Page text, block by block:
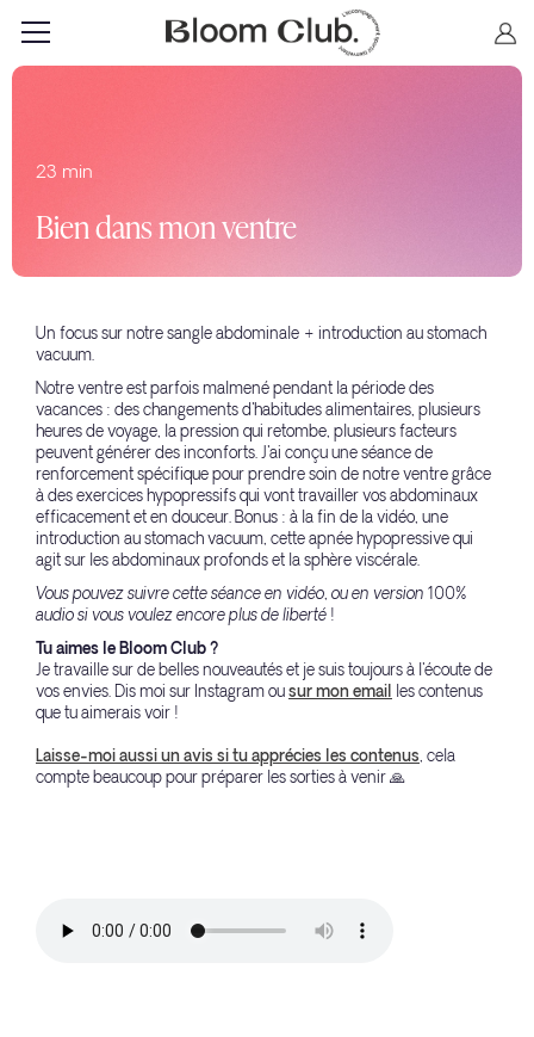
23 min
Bien dans mon ventre
Un focus sur notre sangle abdominale + introduction au stomach
vacuum.
Notre ventre est parfois malmené pendant la période des
vacances : des changements d'habitudes alimentaires, plusieurs
heures de voyage, la pression qui retombe, plusieurs facteurs
peuvent générer des inconforts. J'ai conçu une séance de
renforcement spécifique pour prendre soin de notre ventre grâce
à des exercices hypopressifs qui vont travailler vos abdominaux
efficacement et en douceur. Bonus : à la fin de la vidéo, une
introduction au stomach vacuum, cette apnée hypopressive qui
agit sur les abdominaux profonds et la sphère viscérale.
Vous pouvez suivre cette séance en vidéo, ou en version 100%
audio si vous voulez encore plus de liberté !
Tu aimes le Bloom Club ?
Je travaille sur de belles nouveautés et je suis toujours à l'écoute de
vos envies. Dis moi sur Instagram ousur mon email les contenus
que tu aimerais voir !
Laisse-moi aussi un avis si tu apprécies les contenus, cela
compte beaucoup pour préparer les sorties à venir 🙏